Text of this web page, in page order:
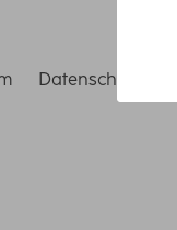
Datenschutz